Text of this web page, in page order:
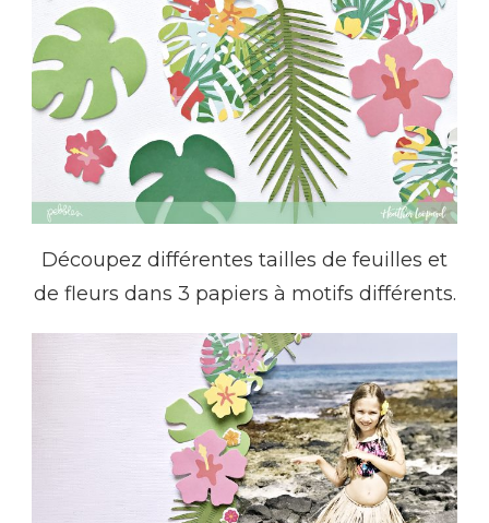
Découpez différentes tailles de feuilles et
de fleurs dans 3 papiers à motifs différents.